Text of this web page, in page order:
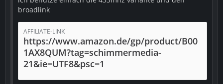
broadlink
AFFILIATE-LINK
https://www.amazon.de/gp/product/B00
1AX8QUM?tag=schimmermedia-
21&ie=UTF8&psc=1